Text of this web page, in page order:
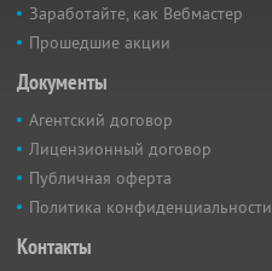
Заработайте, как Вебмастер
Прошедшие акции
Документы
Агентский договор
Лицензионный договор
Публичная оферта
Политика конфиденциальности
Контакты